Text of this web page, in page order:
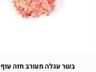
בשר עגלה מעורב חזה עוף